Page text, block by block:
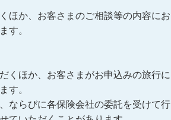
ほか、お客さまのご相談等の内容にお
す。
くほか、お客さまがお申込みの旅行に
す。
ならびに各保険会社の委託を受けて行